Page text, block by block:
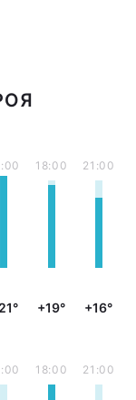
18:00
+19°
21:00
+16°
18:00 21:00